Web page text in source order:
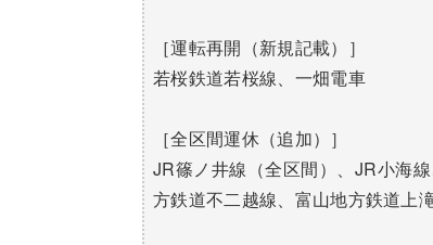
［運転再開（新規記載）］
若桜鉄道若桜線、一畑電車
［全区間運休（追加）］
JR篠ノ井線（全区間）、JR小海
方鉄道不二越線、富山地方鉄道上